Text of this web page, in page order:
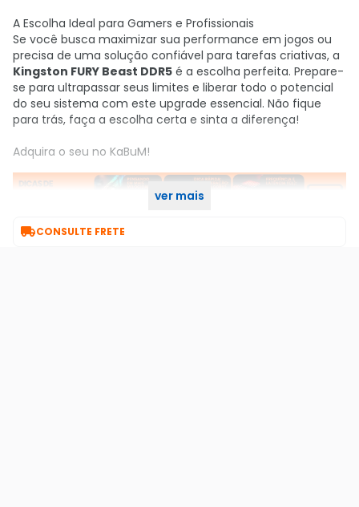
A Escolha Ideal para Gamers e Profissionais
Se você busca maximizar sua performance em jogos ou
precisa de uma solução confiável para tarefas criativas, a
Kingston FURY Beast DDR5 é a escolha perfeita. Prepare-
se para ultrapassar seus limites e liberar todo o potencial
do seu sistema com este upgrade essencial. Não fique
para trás, faça a escolha certa e sinta a diferença!
Adquira o seu no KaBuM!
ver mais
CONSULTE FRETE